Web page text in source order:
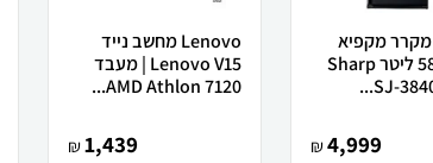
Sharp מקרר מקפיא
עליון 587 ליטר Sharp
4,999
₪
Lenovo מחשב נייד
Lenovo V15 | מעבד
AMD Athlon 7120...
1,439
₪